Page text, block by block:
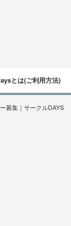
とは(ご利用方法)
募集｜サークルDAYS